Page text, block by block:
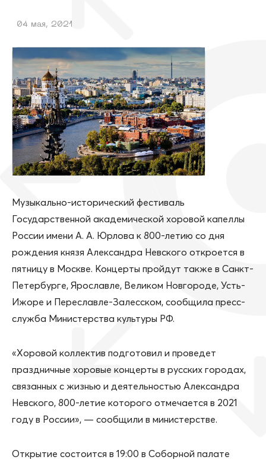
04 мая, 2021
Музыкально-исторический фестиваль
Государственной академической хоровой капеллы
России имени А. А. Юрлова к 800-летию со дня
рождения князя Александра Невского откроется в
пятницу в Москве. Концерты пройдут также в Санкт-
Петербурге, Ярославле, Великом Новгороде, Усть-
Ижоре и Переславле-Залесском, сообщила пресс-
служба Министерства культуры РФ.
«Хоровой коллектив подготовил и проведет
праздничные хоровые концерты в русских городах,
связанных с жизнью и деятельностью Александра
Невского, 800-летие которого отмечается в 2021
году в России», — сообщили в министерстве.
Открытие состоится в 19:00 в Соборной палате